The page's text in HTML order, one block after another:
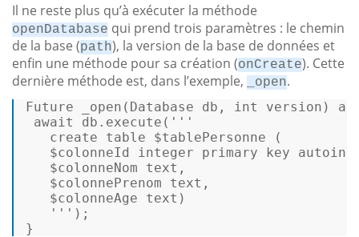
Il ne reste plus qu’à exécuter la méthode
openDatabase qui prend trois paramètres : le chemin
de la base (path), la version de la base de données et
enfin une méthode pour sa création (onCreate). Cette
dernière méthode est, dans l’exemple,
_open.
Future _ open (Database db, int version)
await
db.execute( '''
create table $tablePersonne (
$colonneId integer primary key
$colonneNom text,
$colonnePrenom text,
$colonneAge text)
''' );
}